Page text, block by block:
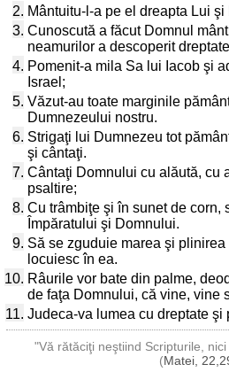
2. Mântuitu-l-a pe el dreapta Lui
3. Cunoscută a făcut Domnul
neamurilor a descoperit
4. Pomenit-a mila Sa lui Iacob şi
Israel;
5. Văzut-au toate marginile
Dumnezeului nostru.
6. Strigaţi lui Dumnezeu tot
şi cântaţi.
7. Cântaţi Domnului cu alăută, cu
psaltire;
8. Cu trâmbiţe şi în sunet de corn,
Împăratului şi Domnului.
9. Să se zguduie marea şi
locuiesc în ea.
10. Râurile vor bate din palme,
de faţa Domnului, că vine, vine
11. Judeca-va lumea cu dreptate şi
"Vă rătăciţi neştiind Scripturile,
(Matei,